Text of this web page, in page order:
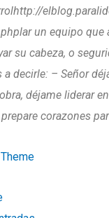
un equipo que
su cabeza, o
decirle: – Señor
déjame liderar
corazones